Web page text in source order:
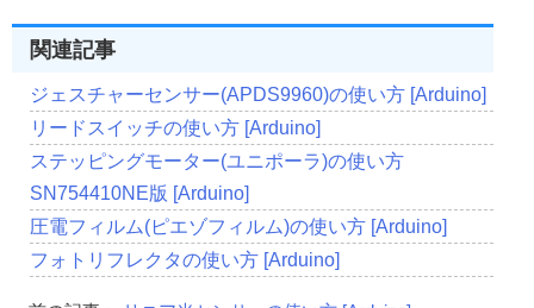
関連記事
ジェスチャーセンサー(APDS9960)の使い方 [Arduino]
リードスイッチの使い方 [Arduino]
ステッピングモーター(ユニポーラ)の使い方
SN754410NE版 [Arduino]
圧電フィルム(ピエゾフィルム)の使い方 [Arduino]
フォトリフレクタの使い方 [Arduino]